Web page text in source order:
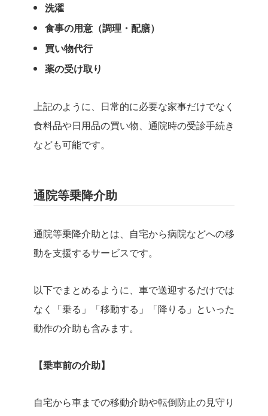
洗濯
食事の用意（調理・配膳）
買い物代行
薬の受け取り
上記のように、日常的に必要な家事だけでなく
食料品や日用品の買い物、通院時の受診手続き
なども可能です。
通院等乗降介助
通院等乗降介助とは、自宅から病院などへの移
動を支援するサービスです。
以下でまとめるように、車で送迎するだけでは
なく「乗る」「移動する」「降りる」といった
動作の介助も含みます。
【乗車前の介助】
自宅から車までの移動介助や転倒防止の見守り